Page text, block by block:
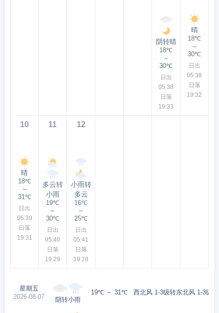
阴转晴
18℃
～
30℃
日出
05:38
日落
19:33
晴
18℃
～
30℃
日出
05:38
日落
19:32
10
晴
18℃
～
31℃
日出
05:39
日落
19:31
11
多云转
小雨
19℃
～
30℃
日出
05:40
日落
19:29
12
小雨转
多云
16℃
～
25℃
日出
05:41
日落
19:28
星期五
2026-08-07
阴转小雨
19℃ ～ 31℃ 西北风 1-3级转东北风 1-3级